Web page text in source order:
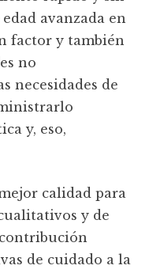
avanzada en
factor y también
no
necesidades de
y, eso,
calidad para
y de
de cuidado a la